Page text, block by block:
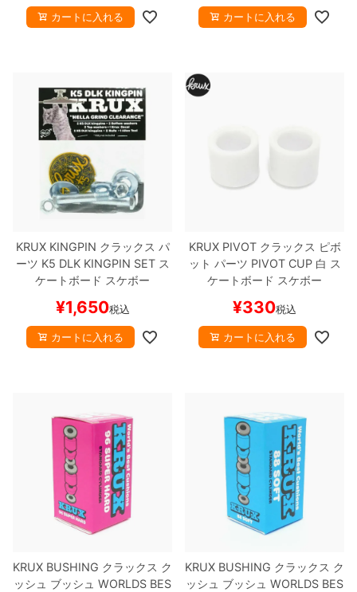
カートに入れる カートに入れる
KRUX KINGPIN クラックス パ
ーツ K5 DLK KINGPIN SETス
ケートボード スケボー
¥1,650税込
カートに入れる
KRUX PIVOTクラックス ピボ
ット パーツ PIVOT CUP白 ス
ケートボード スケボー
¥330税込
カートに入れる
KRUX BUSHING クラックス ク
ッシュ ブッシュ WORLDS BES
KRUX BUSHING クラックス ク
ッシュ ブッシュ WORLDS BES